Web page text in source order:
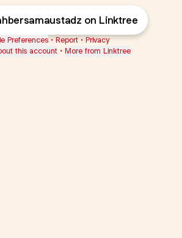
on Linktree
Preferences • Report • Privacy
this account • More from Linktree